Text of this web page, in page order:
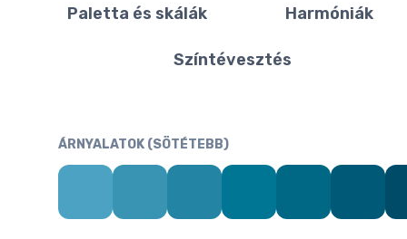
Paletta és skálák Harmóniák
Színtévesztés
ÁRNYALATOK (SÖTÉTEBB)